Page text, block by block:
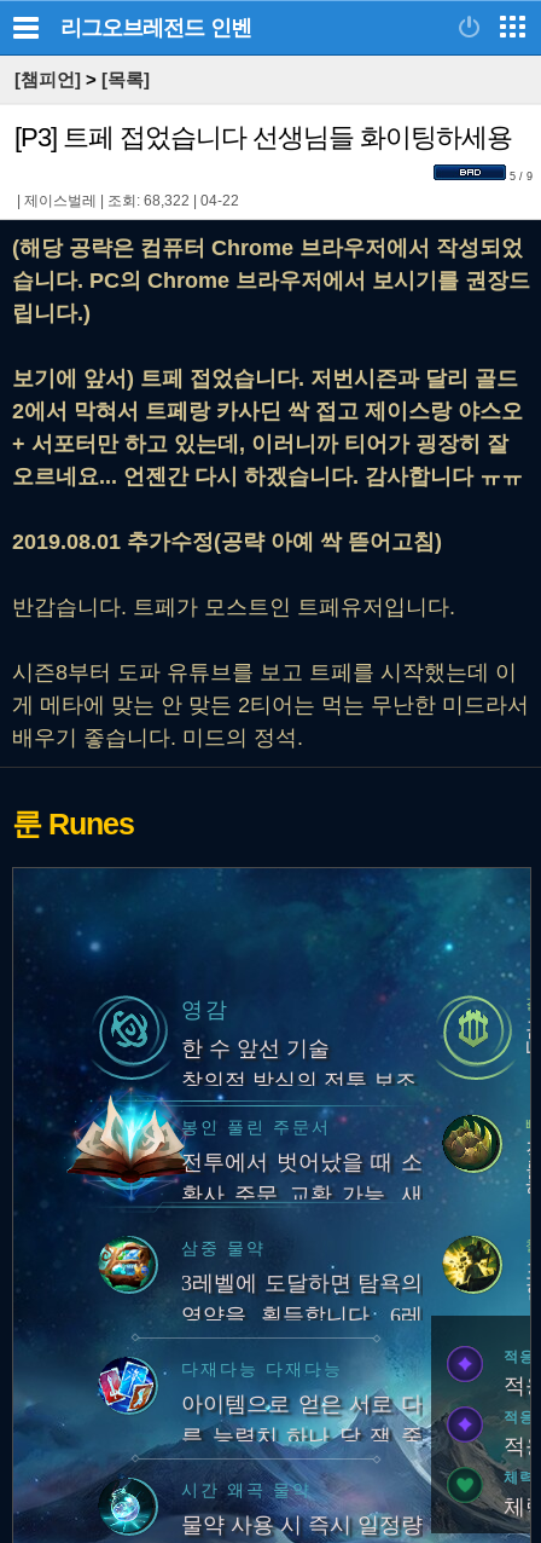
리그오브레전드 인벤
[챔피언] > [목록]
[P3] 트페 접었습니다 선생님들 화이팅하세용
5 / 9
제이스벌레 조회: 68,322 04-22
(해당 공략은 컴퓨터 Chrome 브라우저에서 작성되었
습니다. PC의 Chrome 브라우저에서 보시기를 권장드
립니다.)
보기에 앞서) 트페 접었습니다. 저번시즌과 달리 골드
2에서 막혀서 트페랑 카사딘 싹 접고 제이스랑 야스오
+ 서포터만 하고 있는데, 이러니까 티어가 굉장히 잘
오르네요... 언젠간 다시 하겠습니다. 감사합니다 ㅠㅠ
2019.08.01 추가수정(공략 아예 싹 뜯어고침)
반갑습니다. 트페가 모스트인 트페유저입니다.
시즌8부터 도파 유튜브를 보고 트페를 시작했는데 이
게 메타에 맞는 안 맞든 2티어는 먹는 무난한 미드라서
배우기 좋습니다. 미드의 정석.
룬 Runes
영감
한 수 앞선 기술
창의적 방식의 전투 보조
봉인 풀린 주문서
전투에서 벗어났을 때 소
환사 주문 교환 가능. 새
환할 때마다 교환 재사용
대기시간 감소.
삼중 물약
3레벨에 도달하면 탐욕의
영약을 획득합니다. 6레
벨에 도달하면 힘의 영약
을 획득합니다. 9레벨에
도달하면 숙련의 영약을
획득합니다.
다재다능 다재다능
아이템으로 얻은 서로 다
른 능력치 하나 당 잭 중
첩 획득. 중첩 하나당 스
킬 가속 1증가…
시간 왜곡 물약
물약 사용 시 즉시 일정량
적응
적
적응
적
체력
체